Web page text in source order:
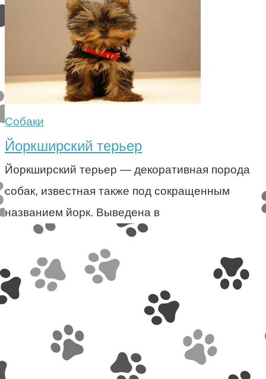
Собаки
Йоркширский терьер
Йоркширский терьер — декоративная порода
собак, известная также под сокращенным
названием йорк. Выведена в